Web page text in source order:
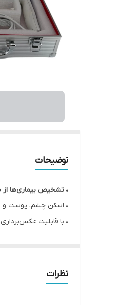
توضیحات
• تشخیص بیماری‌ها از
• اسکن چشم، پوست و
• با قابلیت
• دارای برنامه تحلیل
• دارای سی‌دی و دو
نظرات